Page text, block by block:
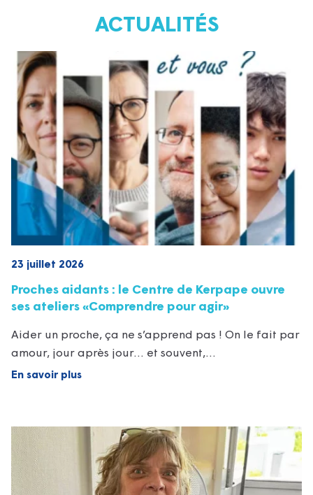
ACTUALITÉS
23 juillet 2026
Proches aidants : le Centre de Kerpape ouvre
ses ateliers «Comprendre pour agir»
Aider un proche, ça ne s’apprend pas ! On le fait par
amour, jour après jour… et souvent,…
En savoir plus